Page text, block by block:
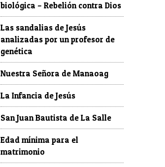
biológica – Rebelión contra Dios
Las sandalias de Jesús
analizadas por un profesor de
genética
Nuestra Señora de Manaoag
La Infancia de Jesús
San Juan Bautista de La Salle
Edad mínima para el
matrimonio